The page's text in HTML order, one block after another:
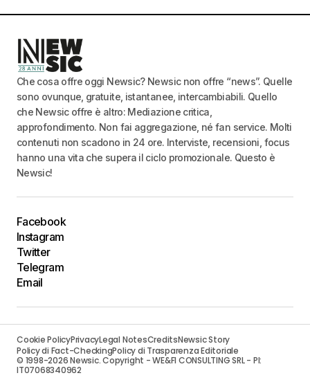
Che cosa offre oggi Newsic? Newsic non offre “news”. Quelle
sono ovunque, gratuite, istantanee, intercambiabili. Quello
che Newsic offre è altro: Mediazione critica,
approfondimento. Non fai aggregazione, né fan service. Molti
contenuti non scadono in 24 ore. Interviste, recensioni, focus
hanno una vita che supera il ciclo promozionale. Questo è
Newsic!
Facebook
Instagram
Twitter
Telegram
Email
Cookie PolicyPrivacyLegal NotesCreditsNewsic Story
Policy di Fact-CheckingPolicy di Trasparenza Editoriale
© 1998-2026 Newsic. Copyright - WE&FI CONSULTING SRL - PI:
IT07068340962